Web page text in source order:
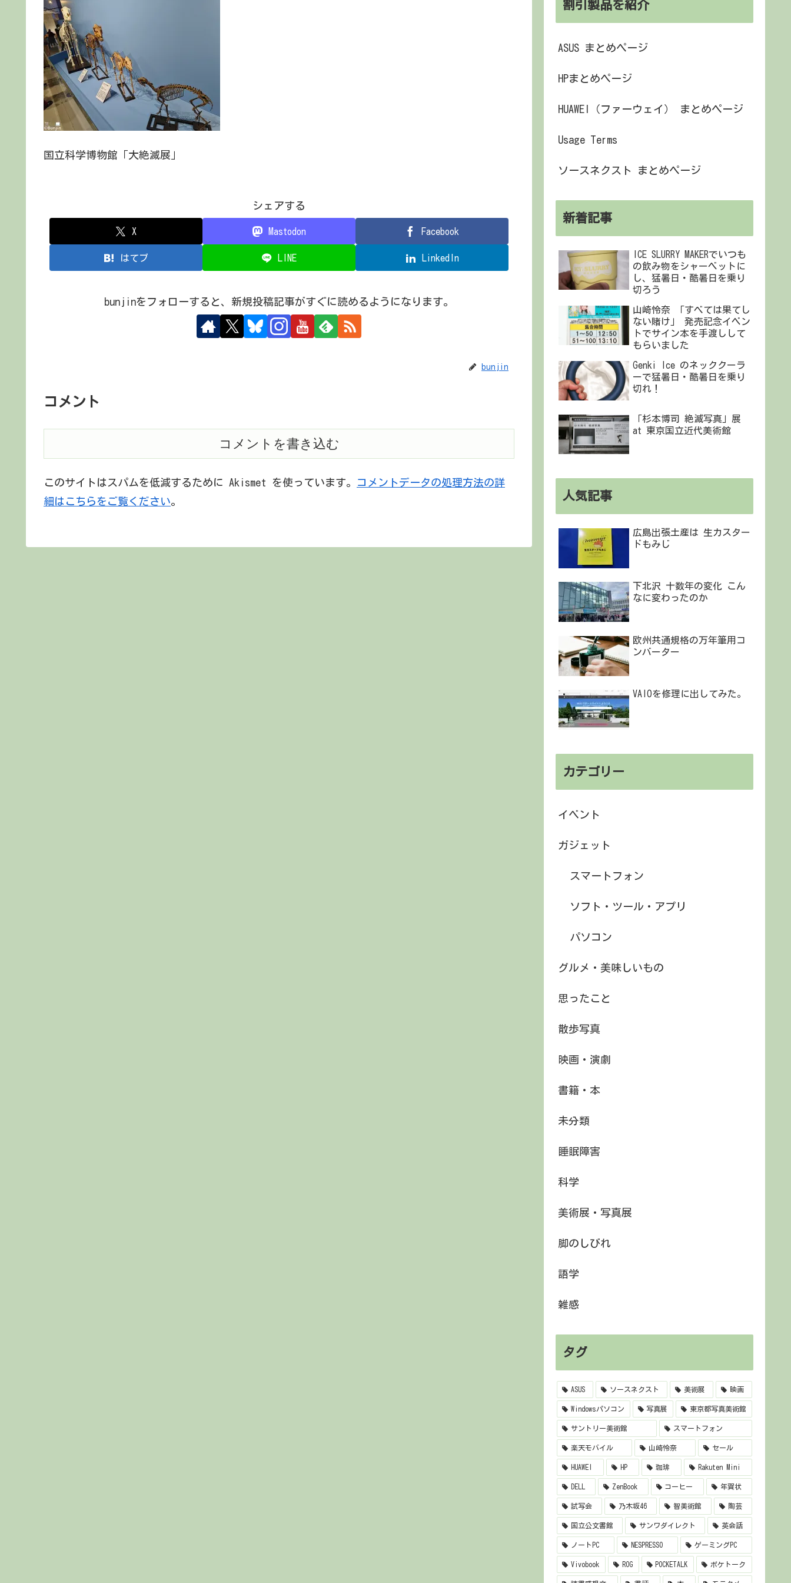
国立科学博物館「大絶滅展」
シェアする
X Mastodon Facebook
はてブ LINE LinkedIn
bunjinをフォローすると、新規投稿記事がすぐに読めるようになります。
bunjin
コメント
コメントを書き込む
このサイトはスパムを低減するために Akismet を使っています。
コメントデータの処理方法の詳
細はこちらをご覧ください。
割引製品を紹介
ASUS まとめページ
HPまとめページ
HUAWEI（ファーウェイ） まとめページ
Usage Terms
ソースネクスト まとめページ
新着記事
ICE SLURRY MAKERでいつも
の飲み物をシャーベットに
し、猛暑日・酷暑日を乗り
切ろう
山崎怜奈 「すべては果てし
ない賭け」 発売記念イベン
トでサイン本を手渡しして
もらいました
Genki Ice のネッククーラ
ーで猛暑日・酷暑日を乗り
切れ！
「杉本博司 絶滅写真」展
at 東京国立近代美術館
人気記事
広島出張土産は 生カスター
ドもみじ
下北沢 十数年の変化 こん
なに変わったのか
欧州共通規格の万年筆用コ
ンバーター
VAIOを修理に出してみた。
カテゴリー
イベント
ガジェット
スマートフォン
ソフト・ツール・アプリ
パソコン
グルメ・美味しいもの
思ったこと
散歩写真
映画・演劇
書籍・本
未分類
睡眠障害
科学
美術展・写真展
脚のしびれ
語学
雑感
タグ
ASUS ソースネクスト 美術展 映画
Windowsパソコン 写真展 東京都写真美術館
サントリー美術館 スマートフォン
楽天モバイル 山崎怜奈 セール
HUAWEI HP 珈琲 Rakuten Mini
DELL ZenBook コーヒー 年賀状
試写会 乃木坂46 智美術館 陶芸
国立公文書館 サンワダイレクト 英会話
ノートPC NESPRESSO ゲーミングPC
Vivobook ROG POCKETALK ポケトーク